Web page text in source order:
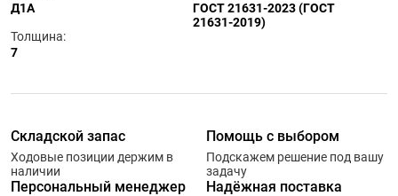
Д1А
ГОСТ 21631-2023 (ГОСТ
21631-2019)
Толщина:
7
Складской запас
Ходовые позиции держим в
наличии
Помощь с выбором
Подскажем решение под вашу
задачу
Персональный менеджер Надёжная поставка